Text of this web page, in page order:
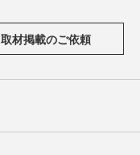
取材掲載のご依頼